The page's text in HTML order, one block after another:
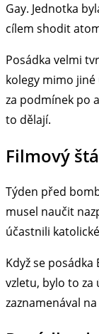
Gay. Jednotka
cílem shodit
Posádka velmi
kolegy mimo
za podmínek po
to dělají.
Filmový
Týden před
musel naučit
účastnili
Když se
vzletu, bylo to za
zaznamenával